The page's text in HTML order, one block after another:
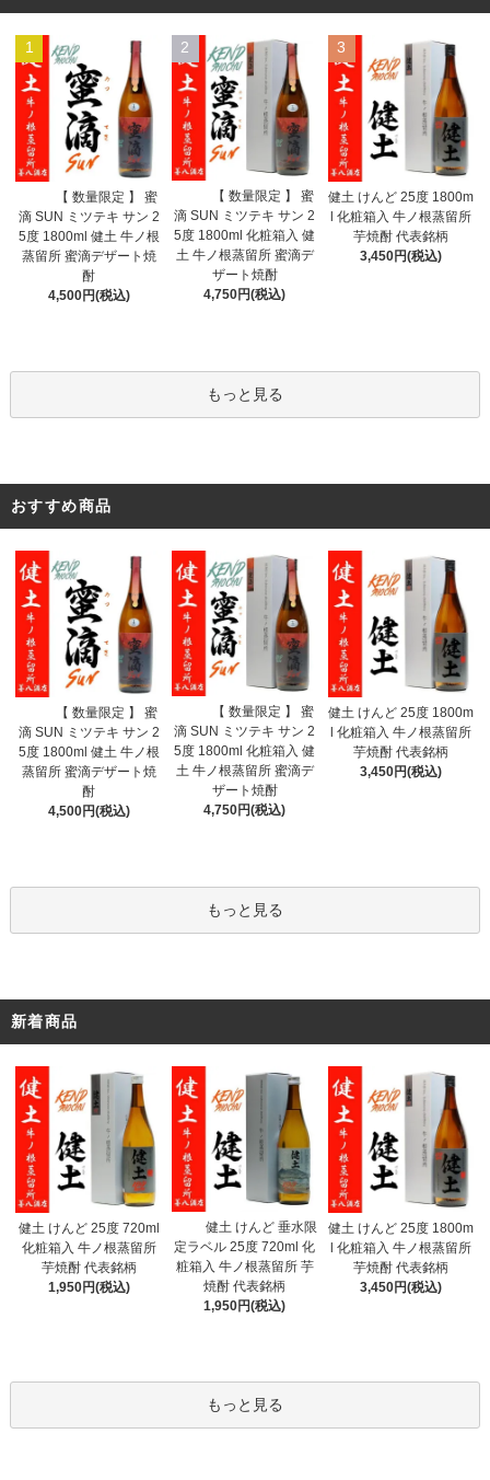
1
【 数量限定 】 蜜
滴 SUN ミツテキ サン 2
5度 1800ml 健土 牛ノ根
蒸留所 蜜滴デザート焼
酎
4,500円(税込)
2
【 数量限定 】 蜜
滴 SUN ミツテキ サン 2
5度 1800ml 化粧箱入 健
土 牛ノ根蒸留所 蜜滴デ
ザート焼酎
4,750円(税込)
3
健土 けんど 25度 1800m
l 化粧箱入 牛ノ根蒸留所
芋焼酎 代表銘柄
3,450円(税込)
もっと見る
おすすめ商品
【 数量限定 】 蜜
滴 SUN ミツテキ サン 2
5度 1800ml 健土 牛ノ根
蒸留所 蜜滴デザート焼
酎
4,500円(税込)
【 数量限定 】 蜜
滴 SUN ミツテキ サン 2
5度 1800ml 化粧箱入 健
土 牛ノ根蒸留所 蜜滴デ
ザート焼酎
4,750円(税込)
健土 けんど 25度 1800m
l 化粧箱入 牛ノ根蒸留所
芋焼酎 代表銘柄
3,450円(税込)
もっと見る
新着商品
健土 けんど 25度 720ml
化粧箱入 牛ノ根蒸留所
芋焼酎 代表銘柄
1,950円(税込)
健土 けんど 垂水限
定ラベル 25度 720ml 化
粧箱入 牛ノ根蒸留所 芋
焼酎 代表銘柄
1,950円(税込)
健土 けんど 25度 1800m
l 化粧箱入 牛ノ根蒸留所
芋焼酎 代表銘柄
3,450円(税込)
もっと見る